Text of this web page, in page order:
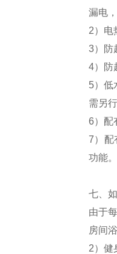
漏电
2）电
3）防
4）防
5）低
需另
6）配
7）配
功能。
七、
由于
房间
2）健